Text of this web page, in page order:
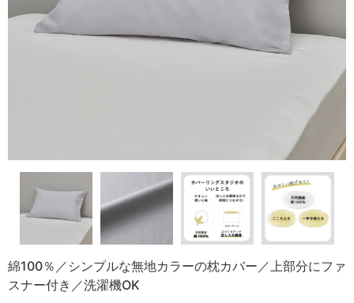
綿100％／シンプルな無地カラーの枕カバー／上部分にファ
スナー付き／洗濯機OK